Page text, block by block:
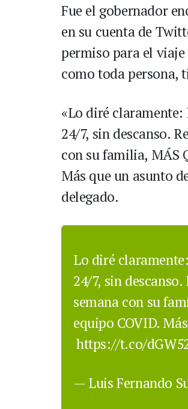
Fue el gobernador
en su cuenta de
permiso para el
como toda persona,
«Lo diré
24/7, sin descanso.
con su familia, MÁS
Más que un asunto
delegado.
Lo diré
24/7, sin
semana con su
equipo COVID.
https://t.co/
— Luis Fernando